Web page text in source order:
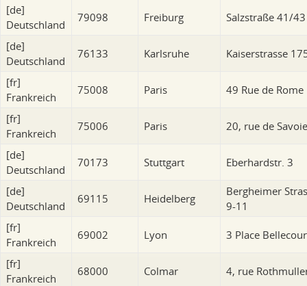
[de]
Deutschland
79098 Freiburg Salzstraße 41/43
[de]
Deutschland
76133 Karlsruhe Kaiserstrasse
[fr]
Frankreich
75008 Paris 49 Rue de Rome
[fr]
Frankreich
75006 Paris 20, rue de
[de]
Deutschland
70173 Stuttgart Eberhardstr. 3
[de]
Deutschland
69115 Heidelberg
Bergheimer
9-11
[fr]
Frankreich
69002 Lyon 3 Place Bellecour
[fr]
Frankreich
68000 Colmar 4, rue